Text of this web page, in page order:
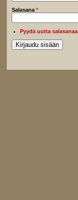
Salasana *
Pyydä uutta salasanaa